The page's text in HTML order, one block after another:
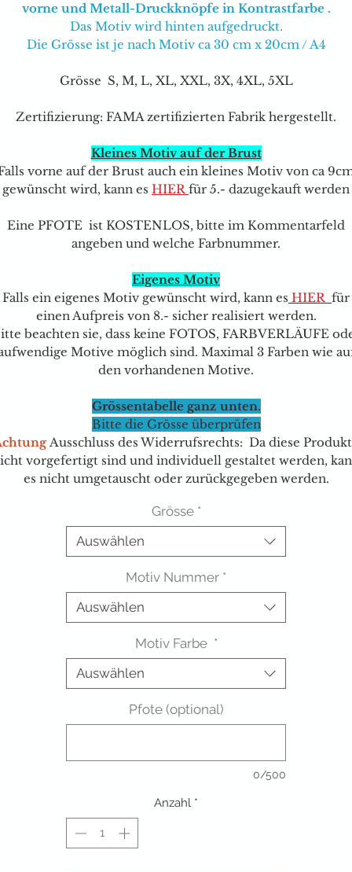
vorne und Metall-Druckknöpfe in Kontrastfarbe .
Das Motiv wird hinten aufgedruckt.
Die Grösse ist je nach Motiv ca 30 cm x 20cm / A4
Grösse S, M, L, XL, XXL, 3X, 4XL, 5XL
Zertifizierung: FAMA zertifizierten Fabrik hergestellt.
Kleines Motiv auf der Brust
vorne auf der Brust auch ein kleines Motiv von ca
gewünscht wird, kann es HIERfür 5.- dazugekauft werden
Eine PFOTE ist KOSTENLOS, bitte im Kommentarfeld
angeben und welche Farbnummer.
Eigenes Motiv
Falls ein eigenes Motiv gewünscht wird, kann es HIER für
einen Aufpreis von 8.- sicher realisiert werden.
beachten sie, dass keine FOTOS, FARBVERLÄUFE
Motive möglich sind. Maximal 3 Farben wie
den vorhandenen Motive.
Grössentabelle ganz unten.
Bitte die Grösse überprüfen
Ausschluss des Widerrufsrechts: Da diese
vorgefertigt sind und individuell gestaltet werden,
es nicht umgetauscht oder zurückgegeben werden.
Grösse *
Auswählen
Motiv Nummer *
Auswählen
Motiv Farbe *
Auswählen
Pfote (optional)
0/500
Anzahl *